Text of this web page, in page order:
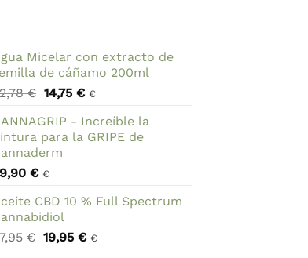
Micelar con extracto de
de cáñamo 200ml
€ El
original
era:
22,78 €.
14,75 €El
actual
es:
€
- Increíble la
para la GRIPE de
€ €
CBD 10 % Full Spectrum
€ El
19,95 €El
€